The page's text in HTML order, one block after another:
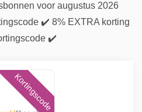
voor augustus 2026
✔️ 8% EXTRA korting
✔️
Kortingscode